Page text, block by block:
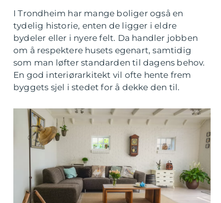
I Trondheim har mange boliger også en
tydelig historie, enten de ligger i eldre
bydeler eller i nyere felt. Da handler jobben
om å respektere husets egenart, samtidig
som man løfter standarden til dagens behov.
En god interiørarkitekt vil ofte hente frem
byggets sjel i stedet for å dekke den til.